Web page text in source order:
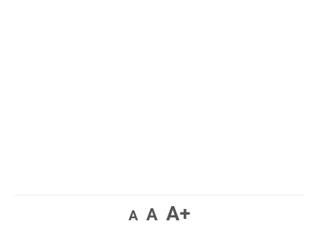
AУменьшить
AВернуть
A+Увеличить